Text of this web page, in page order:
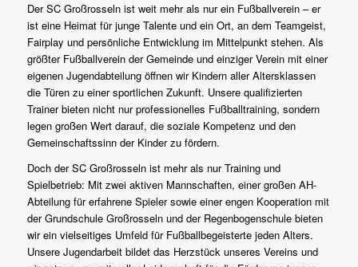
Der SC Großrosseln ist weit mehr als nur ein Fußballverein – er
ist eine Heimat für junge Talente und ein Ort, an dem Teamgeist,
Fairplay und persönliche Entwicklung im Mittelpunkt stehen. Als
größter Fußballverein der Gemeinde und einziger Verein mit einer
eigenen Jugendabteilung öffnen wir Kindern aller Altersklassen
die Türen zu einer sportlichen Zukunft. Unsere qualifizierten
Trainer bieten nicht nur professionelles Fußballtraining, sondern
legen großen Wert darauf, die soziale Kompetenz und den
Gemeinschaftssinn der Kinder zu fördern.
Doch der SC Großrosseln ist mehr als nur Training und
Spielbetrieb: Mit zwei aktiven Mannschaften, einer großen AH-
Abteilung für erfahrene Spieler sowie einer engen Kooperation mit
der Grundschule Großrosseln und der Regenbogenschule bieten
wir ein vielseitiges Umfeld für Fußballbegeisterte jeden Alters.
Unsere Jugendarbeit bildet das Herzstück unseres Vereins und